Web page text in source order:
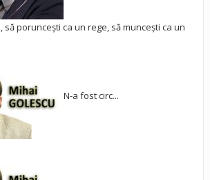
să poruncești ca un rege, să muncești ca un
N-a fost circ...